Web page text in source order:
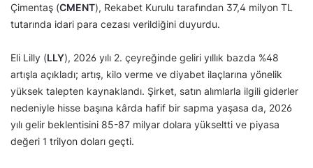
Çimentaş (CMENT), Rekabet Kurulu tarafından 37,4 milyon TL
tutarında idari para cezası verildiğini duyurdu.
Eli Lilly (LLY), 2026 yılı 2. çeyreğinde geliri yıllık bazda %48
artışla açıkladı; artış, kilo verme ve diyabet ilaçlarına yönelik
yüksek talepten kaynaklandı. Şirket, satın alımlarla ilgili giderler
nedeniyle hisse başına kârda hafif bir sapma yaşasa da, 2026
yılı gelir beklentisini 85-87 milyar dolara yükseltti ve piyasa
değeri 1 trilyon doları geçti.